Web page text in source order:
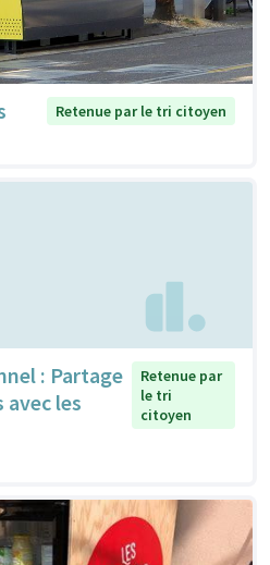
Retenue par le tri citoyen
: Partage
les
Retenue par
le tri
citoyen